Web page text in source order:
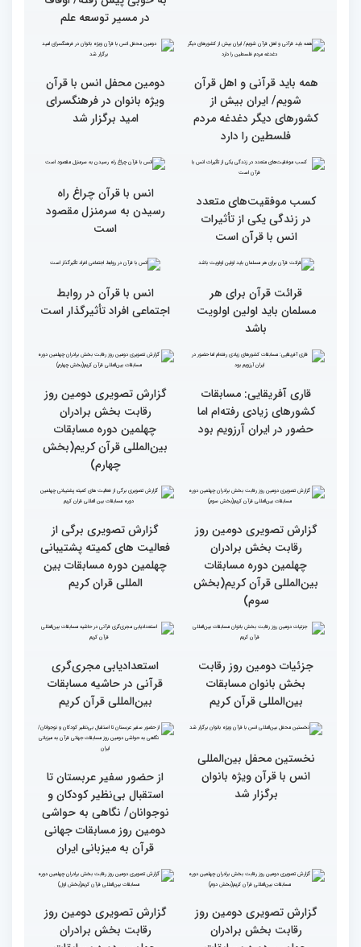
مسابقات بین المللی قرآن
کریم از حسینیه جماران
از ابتهال‌خوانی بداهه در
دیدار متسابقان با
دکترخاموشی تا خوشنویسی
آیات منتخب/ حاشیه های
سومین روز مسابقات قرآن
جزئیات سومین روز رقابت
بخش برادران مسابقات
بین‌المللی قرآن کریم
مسابقات قرآن با مساعدت
به خوبی پیش رفته/ اوقاف
در مسیر توسعه علم
شویم/ ایران بیش از
کشورهای دیگر دغدغه مردم
فلسطین را دارد
ویژه بانوان در فرهنگسرای
امید برگزار شد
کسب موفقیت‌های متعدد
در زندگی یکی از تأثیرات
انس با قرآن است
انس با قرآن چراغ راه
رسیدن به سرمنزل مقصود
است
قرائت قرآن برای هر
مسلمان باید اولین اولویت
باشد
انس با قرآن در روابط
اجتماعی افراد تأثیرگذار است
قاری آفریقایی: مسابقات
کشورهای زیادی رفته‌ام اما
حضور در ایران آرزویم بود
گزارش تصویری دومین روز
چهلمین دوره مسابقات
بین‌المللی قرآن کریم(بخش
چهارم)
گزارش تصویری دومین روز
چهلمین دوره مسابقات
بین‌المللی قرآن کریم(بخش
سوم)
گزارش تصویری برگی از
فعالیت های کمیته پشتیبانی
المللی قران کریم
جزئیات دومین روز رقابت
بخش بانوان مسابقات
قرآنی در حاشیه مسابقات